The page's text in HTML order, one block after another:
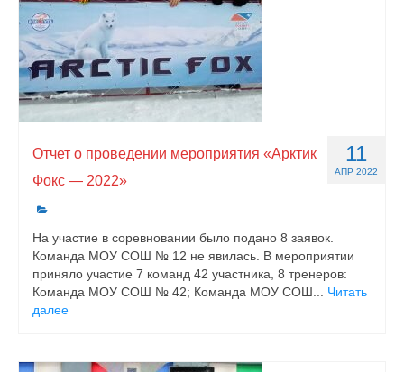
11
АПР 2022
Отчет о проведении мероприятия «Арктик
Фокс — 2022»
На участие в соревновании было подано 8 заявок.
Команда МОУ СОШ № 12 не явилась. В мероприятии
приняло участие 7 команд 42 участника, 8 тренеров:
Команда МОУ СОШ № 42; Команда МОУ СОШ... Читать
далее